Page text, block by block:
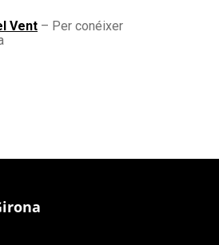
Vent – Per conéixer